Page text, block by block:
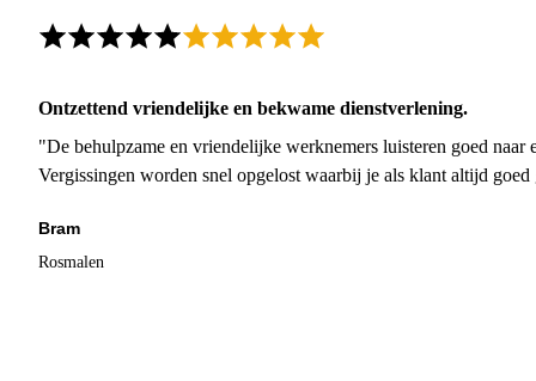
Ontzettend vriendelijke en bekwame dienstverlening.
"De behulpzame en vriendelijke werknemers luisteren goed naar
Vergissingen worden snel opgelost waarbij je als klant altijd
Bram
Rosmalen